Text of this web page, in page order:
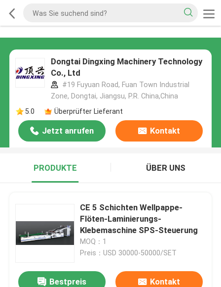
Dongtai Dingxing Machinery Technology
Co., Ltd
#19 Fuyuan Road, Fuan Town Industrial
Zone, Dongtai, Jiangsu, P.R. China,China
5.0
Überprüfter Lieferant
Jetzt anrufen Kontakt
PRODUKTE ÜBER UNS
CE 5 Schichten Wellpappe-
Flöten-Laminierungs-
Klebemaschine SPS-Steuerung
MOQ：1
Preis：USD 30000-50000/SET
Bestpreis Kontakt